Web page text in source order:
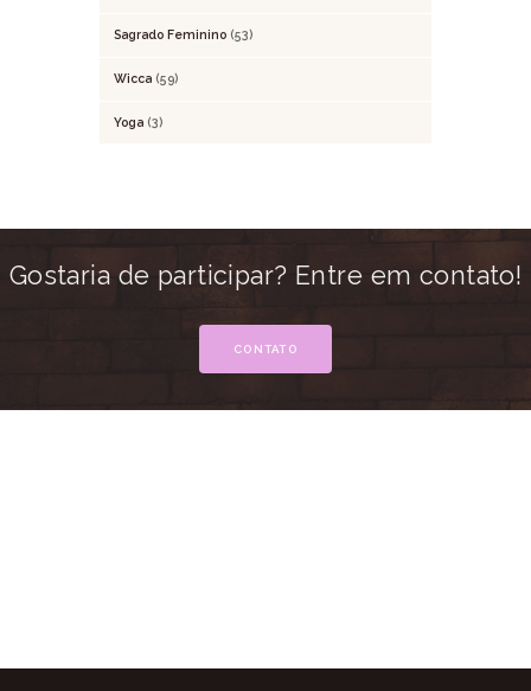
Sagrado Feminino(53)
Wicca(59)
Yoga(3)
Gostaria de participar? Entre em contato!
CONTATO